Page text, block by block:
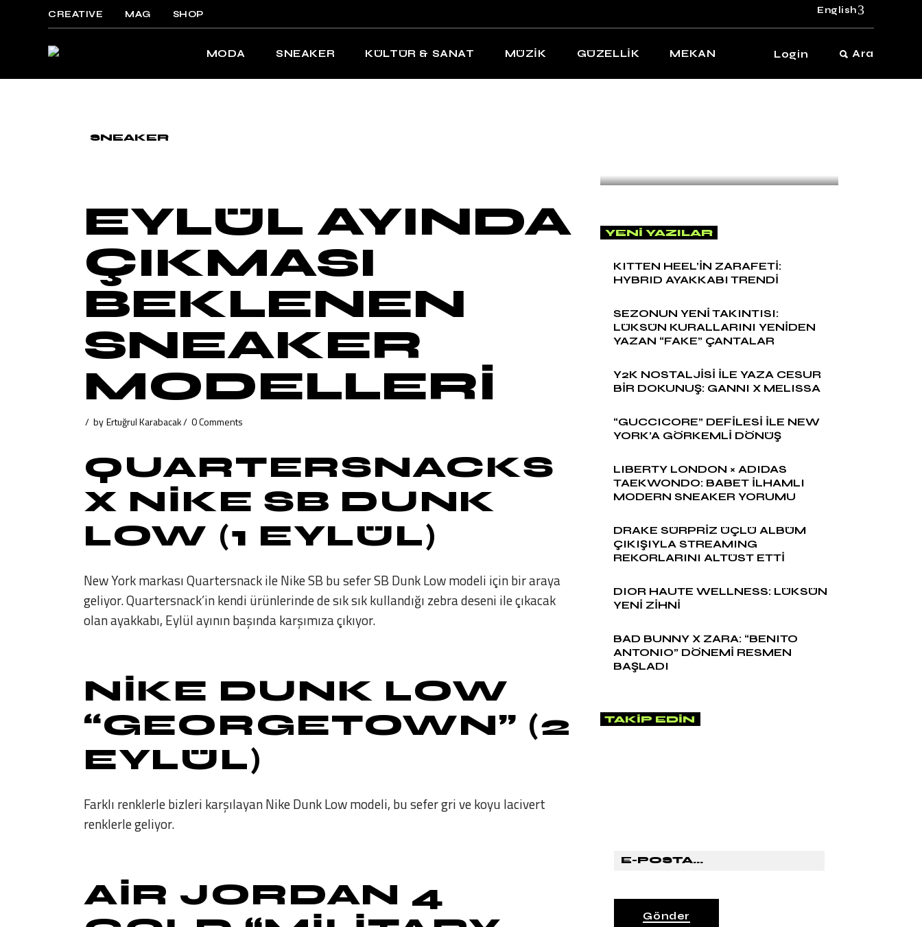
CREATIVE MAG SHOP English
MODA SNEAKER KÜLTÜR & SANAT MÜZİK GÜZELLİK MEKAN Login Ara
SNEAKER
EYLÜL AYINDA
ÇIKMASI
BEKLENEN
SNEAKER
MODELLERİ
byErtuğrul Karabacak 0 Comments
QUARTERSNACKS
X NIKE SB DUNK
LOW (1 EYLÜL)
New York markası Quartersnack ile Nike SB bu sefer SB Dunk Low modeli için bir araya
geliyor. Quartersnack’in kendi ürünlerinde de sık sık kullandığı zebra deseni ile çıkacak
olan ayakkabı, Eylül ayının başında karşımıza çıkıyor.
NIKE DUNK LOW
“GEORGETOWN” (2
EYLÜL)
Farklı renklerle bizleri karşılayan Nike Dunk Low modeli, bu sefer gri ve koyu lacivert
renklerle geliyor.
AIR JORDAN 4
YENI YAZILAR
KITTEN HEEL’İN ZARAFETİ:
HYBRID AYAKKABI TRENDİ
SEZONUN YENİ TAKINTISI:
LÜKSÜN KURALLARINI YENİDEN
YAZAN “FAKE” ÇANTALAR
Y2K NOSTALJİSİ İLE YAZA CESUR
BİR DOKUNUŞ: GANNI X MELISSA
“GUCCICORE” DEFİLESİ İLE NEW
YORK’A GÖRKEMLİ DÖNÜŞ
LIBERTY LONDON × ADIDAS
TAEKWONDO: BABET İLHAMLI
MODERN SNEAKER YORUMU
DRAKE SÜRPRİZ ÜÇLÜ ALBÜM
ÇIKIŞIYLA STREAMING
REKORLARINI ALTÜST ETTİ
DIOR HAUTE WELLNESS: LÜKSÜN
YENİ ZİHNİ
BAD BUNNY X ZARA: “BENITO
ANTONIO” DÖNEMİ RESMEN
BAŞLADI
TAKIP EDIN
Gönder